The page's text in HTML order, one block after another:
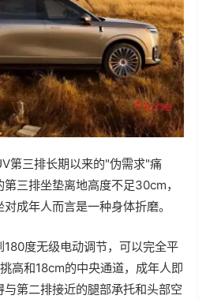
第三排长期以来的"伪需求"痛
三排坐垫离地高度不足30cm，
成年人而言是一种身体折磨。
度无级电动调节，可以完全平
高和18cm的中央通道，成年人即
第二排接近的腿部承托和头部空